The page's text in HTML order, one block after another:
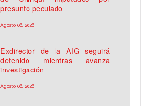
presunto peculado
Agosto 06, 2026
Exdirector de la AIG seguirá
detenido mientras avanza
investigación
Agosto 06, 2026